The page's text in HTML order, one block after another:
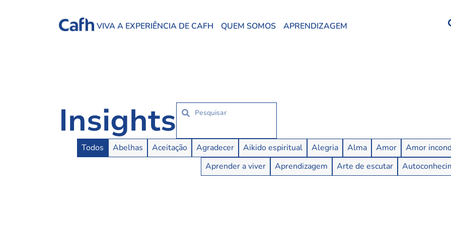
VIVA A EXPERIÊNCIA DE CAFH QUEM SOMOS APRENDIZAGEM
Insights
Insights Buttons
Todos Abelhas Aceitação Agradecer Aikido espiritual Alegria Alma Amor Amor
Aprender a viver
Aprendizagem Arte de escutar